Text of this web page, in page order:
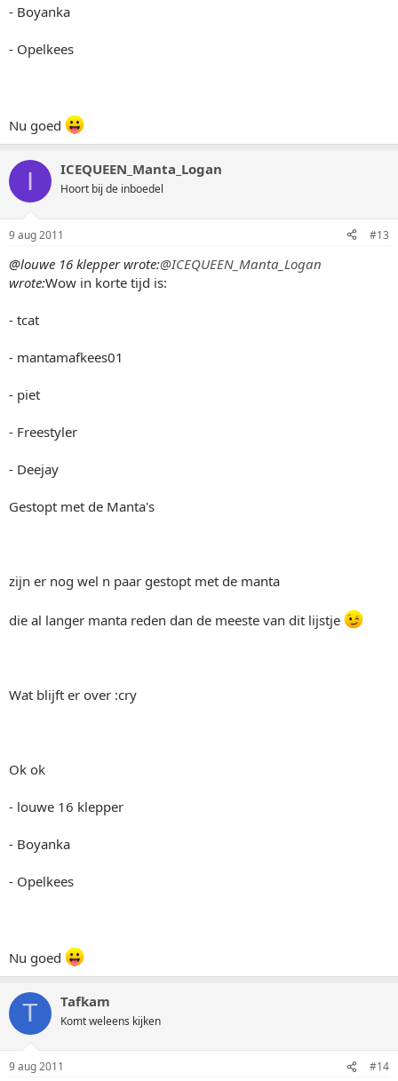
- Boyanka
- Opelkees
Nu goed
I ICEQUEEN_Manta_Logan
Hoort bij de inboedel
9 aug 2011 #13
@louwe 16 klepper wrote:@ICEQUEEN_Manta_Logan
wrote:Wow in korte tijd is:
- tcat
- mantamafkees01
- piet
- Freestyler
- Deejay
Gestopt met de Manta's
zijn er nog wel n paar gestopt met de manta
die al langer manta reden dan de meeste van dit lijstje
Wat blijft er over :cry
Ok ok
- louwe 16 klepper
- Boyanka
- Opelkees
Nu goed
T Tafkam
Komt weleens kijken
9 aug 2011 #14